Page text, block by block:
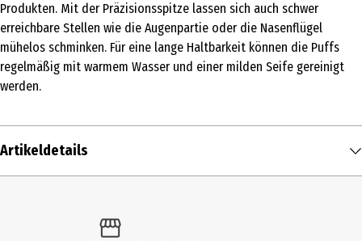
Produkten. Mit der Präzisionsspitze lassen sich auch schwer
erreichbare Stellen wie die Augenpartie oder die Nasenflügel
mühelos schminken. Für eine lange Haltbarkeit können die Puffs
regelmäßig mit warmem Wasser und einer milden Seife gereinigt
werden.
Artikeldetails